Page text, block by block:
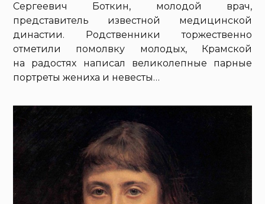
Сергеевич Боткин, молодой врач,
представитель известной медицинской
династии. Родственники торжественно
отметили помолвку молодых, Крамской
на радостях написал великолепные парные
портреты жениха и невесты…